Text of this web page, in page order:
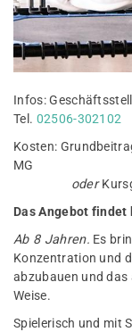
Infos:
Tel. 02506-302102
Kosten:
MG
oder
Das Angebot
Ab 8 Jahren. Es
Konzentration und
abzubauen und das
Weise.
Spielerisch und mit